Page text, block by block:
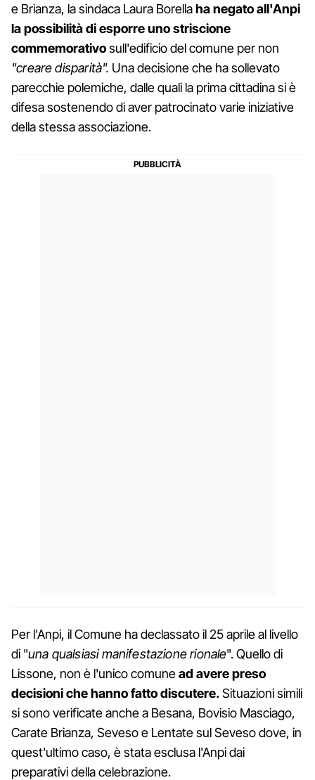
e Brianza, la sindaca Laura Borellaha negato all'Anpi
la possibilità di esporre uno striscione
commemorativosull'edificio del comune per non
"creare disparità". Una decisione che ha sollevato
parecchie polemiche, dalle quali la prima cittadina si è
difesa sostenendo di aver patrocinato varie iniziative
della stessa associazione.
Per l'Anpi, il Comune ha declassato il 25 aprile al livello
di "una qualsiasi manifestazione rionale". Quello di
Lissone, non è l'unico comunead avere preso
decisioni che hanno fatto discutere.Situazioni simili
si sono verificate anche a Besana, Bovisio Masciago,
Carate Brianza, Seveso e Lentate sul Seveso dove, in
quest'ultimo caso, è stata esclusa l'Anpi dai
preparativi della celebrazione.